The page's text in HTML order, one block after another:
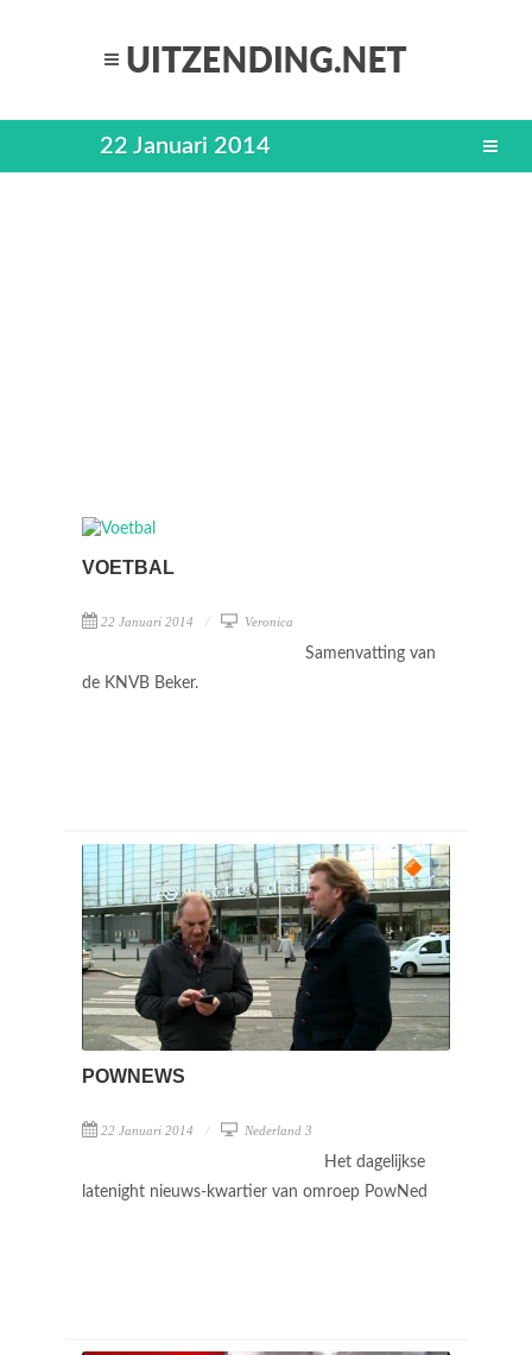
22 Januari 2014
VOETBAL
22 Januari 2014 Veronica
Samenvatting van
de KNVB Beker.
POWNEWS
22 Januari 2014 Nederland 3
Het dagelijkse
latenight nieuws-kwartier van omroep PowNed